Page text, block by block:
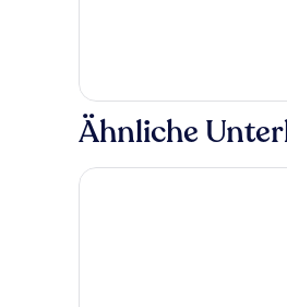
Ähnliche
Diana Palace Hotel